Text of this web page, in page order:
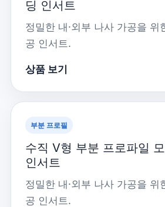
딩 인서트
정밀한 내·외부 나사 가공을 위
공 인서트.
상품 보기
부분 프로필
수직 V형 부분 프로파일
인서트
정밀한 내·외부 나사 가공을 위
공 인서트.